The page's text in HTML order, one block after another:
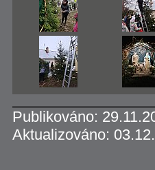
Publikováno:
Aktualizováno: